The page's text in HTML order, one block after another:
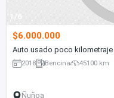
1/6
$6.000.000
Auto usado poco kilometraje
2018 Bencina 45100 km
Ñuñoa